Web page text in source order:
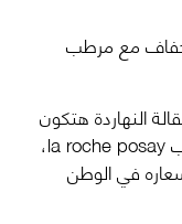
مع مرطب
النهاردة هتكون
la roche posay،
في الوطن